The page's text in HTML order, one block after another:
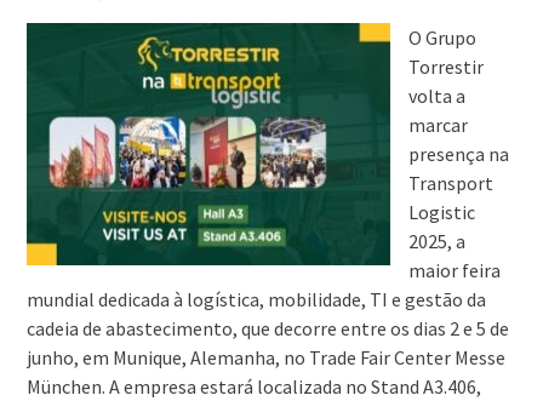
O Grupo
Torrestir
volta a
marcar
presença na
Transport
Logistic
2025, a
maior feira
mundial dedicada à logística, mobilidade, TI e gestão da
cadeia de abastecimento, que decorre entre os dias 2 e 5 de
junho, em Munique, Alemanha, no Trade Fair Center Messe
München. A empresa estará localizada no Stand A3.406,